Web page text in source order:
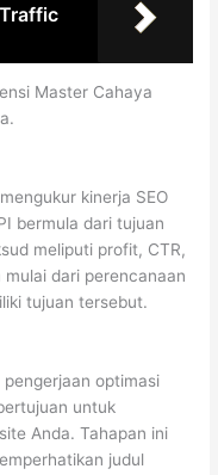
Master Cahaya
kinerja SEO
bermula dari tujuan
meliputi profit, CTR,
dari perencanaan
tujuan tersebut.
optimasi
untuk
Anda. Tahapan ini
judul